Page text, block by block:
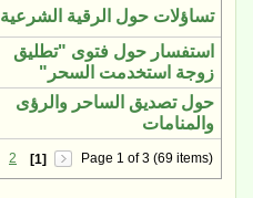
تساؤلات حول الرقية الشرعية
استفسار حول فتوى "تطليق
زوجة استخدمت السحر"
حول تصديق الساحر والرؤى
والمنامات
2 [1] Page 1 of 3 (69 items)